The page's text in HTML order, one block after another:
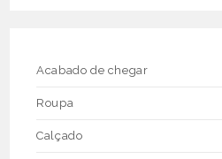
Acabado de chegar
Roupa
Calçado